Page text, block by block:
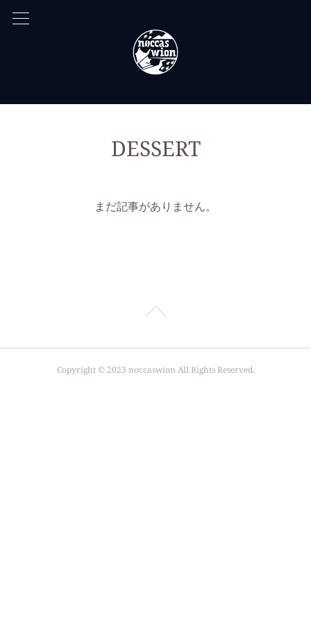
DESSERT
まだ記事がありません。
Copyright © 2023 noccaswion All Rights Reserved.